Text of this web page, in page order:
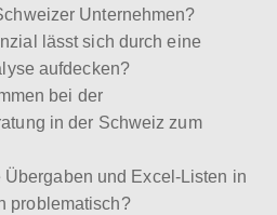
Unternehmen?
lässt sich durch eine
aufdecken?
bei der
in der Schweiz zum
und Excel-Listen in
problematisch?